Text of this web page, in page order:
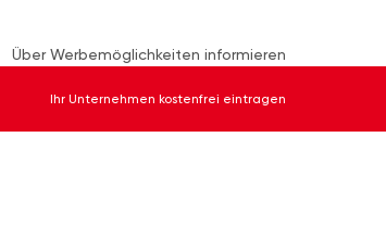
Über Werbemöglichkeiten informieren
Ihr Unternehmen kostenfrei eintragen